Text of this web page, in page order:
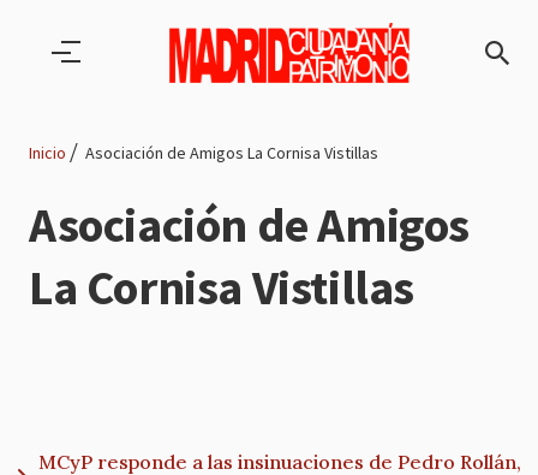
Ruta
de
navegación
Inicio Asociación de Amigos La Cornisa Vistillas
Asociación de Amigos
La Cornisa Vistillas
MCyP responde a las insinuaciones de Pedro Rollán,